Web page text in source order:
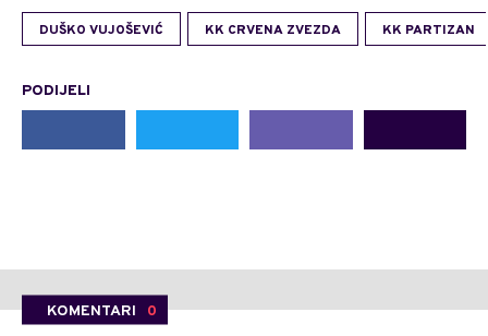
DUŠKO VUJOŠEVIĆ KK CRVENA ZVEZDA KK PARTIZAN
PODIJELI
KOMENTARI 0